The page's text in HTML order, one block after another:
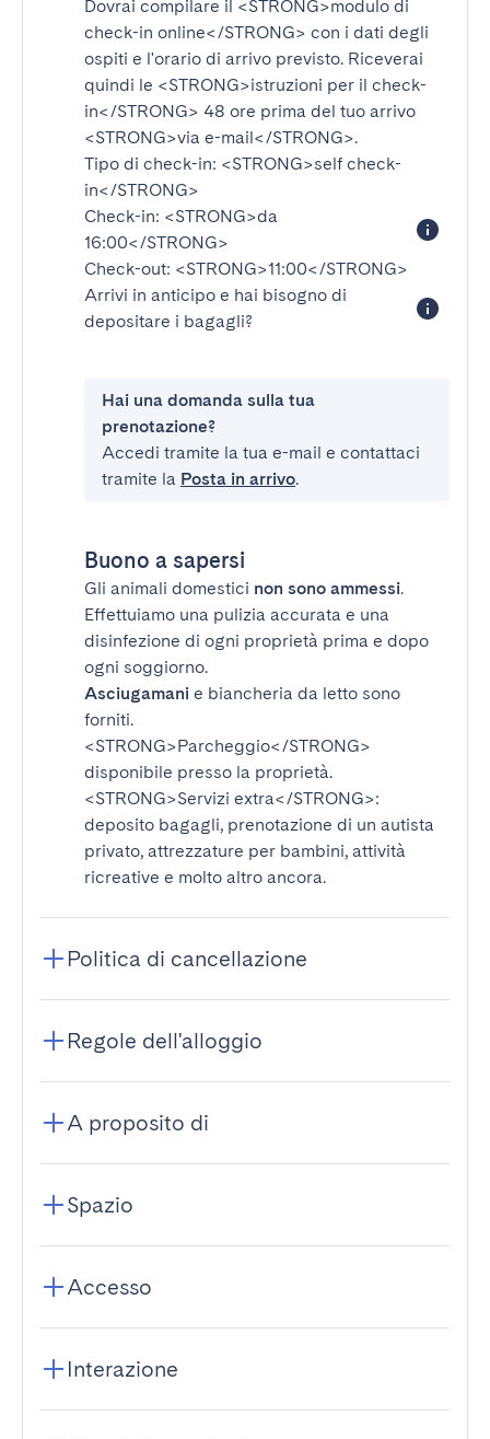
Dovrai compilare il <STRONG>modulo di
check-in online</STRONG> con i dati degli
ospiti e l'orario di arrivo previsto. Riceverai
quindi le <STRONG>istruzioni per il check-
in</STRONG> 48 ore prima del tuo arrivo
<STRONG>via e-mail</STRONG>.
Tipo di check-in: <STRONG>self check-
in</STRONG>
Check-in: <STRONG>da
16:00</STRONG>
Check-out: <STRONG>11:00</STRONG>
Arrivi in anticipo e hai bisogno di
depositare i bagagli?
Hai una domanda sulla tua
prenotazione?
Accedi tramite la tua e-mail e contattaci
tramite la Posta in arrivo.
Buono a sapersi
Gli animali domestici non sono ammessi.
Effettuiamo una pulizia accurata e una
disinfezione di ogni proprietà prima e dopo
ogni soggiorno.
Asciugamani e biancheria da letto sono
forniti.
<STRONG>Parcheggio</STRONG>
disponibile presso la proprietà.
<STRONG>Servizi extra</STRONG>:
deposito bagagli, prenotazione di un autista
privato, attrezzature per bambini, attività
ricreative e molto altro ancora.
Politica di cancellazione
Regole dell'alloggio
A proposito di
Spazio
Accesso
Interazione